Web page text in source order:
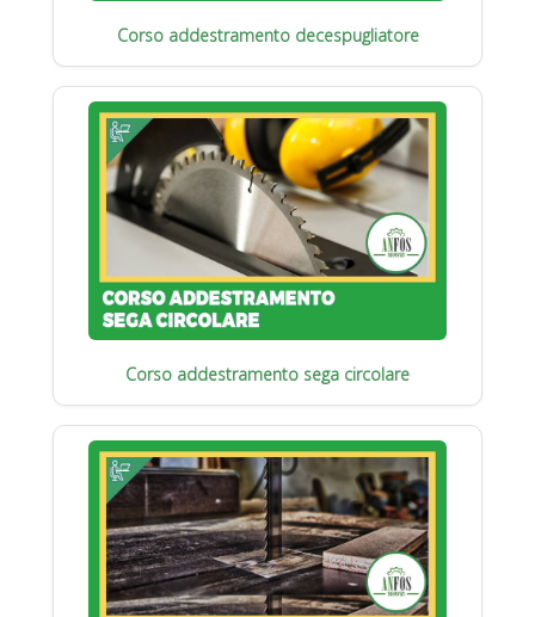
Corso addestramento decespugliatore
Corso addestramento sega circolare